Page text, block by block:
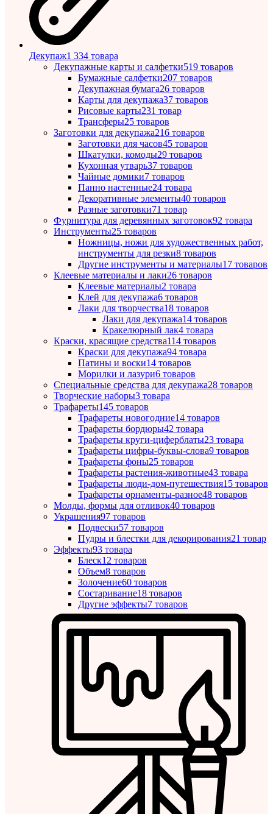
Декупаж1 334 товара
Декупажные карты и салфетки519 товаров
Бумажные салфетки207 товаров
Декупажная бумага26 товаров
Карты для декупажа37 товаров
Рисовые карты231 товар
Трансферы25 товаров
Заготовки для декупажа216 товаров
Заготовки для часов45 товаров
Шкатулки, комоды29 товаров
Кухонная утварь37 товаров
Чайные домики7 товаров
Панно настенные24 товара
Декоративные элементы40 товаров
Разные заготовки71 товар
Фурнитура для деревянных заготовок92 товара
Инструменты25 товаров
Ножницы, ножи для художественных работ,
инструменты для резки8 товаров
Другие инструменты и материалы17 товаров
Клеевые материалы и лаки26 товаров
Клеевые материалы2 товара
Клей для декупажа6 товаров
Лаки для творчества18 товаров
Лаки для декупажа14 товаров
Кракелюрный лак4 товара
Краски, красящие средства114 товаров
Краски для декупажа94 товара
Патины и воски14 товаров
Морилки и лазури6 товаров
Специальные средства для декупажа28 товаров
Творческие наборы3 товара
Трафареты145 товаров
Трафареты новогодние14 товаров
Трафареты бордюры42 товара
Трафареты круги-циферблаты23 товара
Трафареты цифры-буквы-слова9 товаров
Трафареты фоны25 товаров
Трафареты растения-животные43 товара
Трафареты люди-дом-путешествия15 товаров
Трафареты орнаменты-разное48 товаров
Молды, формы для отливок40 товаров
Украшения97 товаров
Подвески57 товаров
Пудры и блестки для декорирования21 товар
Эффекты93 товара
Блеск12 товаров
Объем8 товаров
Золочение60 товаров
Состаривание18 товаров
Другие эффекты7 товаров